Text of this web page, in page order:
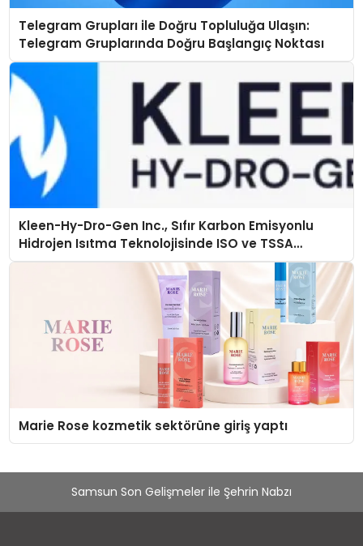
Telegram Grupları ile Doğru Topluluğa Ulaşın:
Telegram Gruplarında Doğru Başlangıç Noktası
Kleen-Hy-Dro-Gen Inc., Sıfır Karbon Emisyonlu
Hidrojen Isıtma Teknolojisinde ISO ve TSSA
Düzenleyici Onaylarını Aldı
Marie Rose kozmetik sektörüne giriş yaptı
Samsun Son Gelişmeler ile Şehrin Nabzı